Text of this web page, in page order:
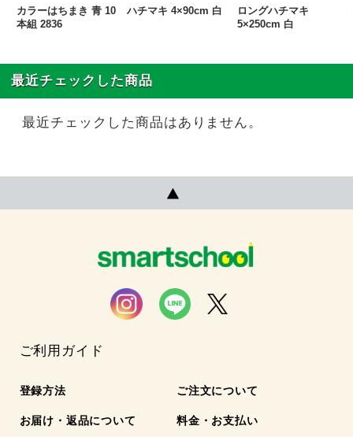
カラーはちまき 青 10
本組 2836
ハチマキ 4×90cm 白
ロングハチマキ
5×250cm 白
最近チェックした商品
最近チェックした商品はありません。
ご利用ガイド
登録方法 ご注文について
お届け・返品について 料金・お支払い